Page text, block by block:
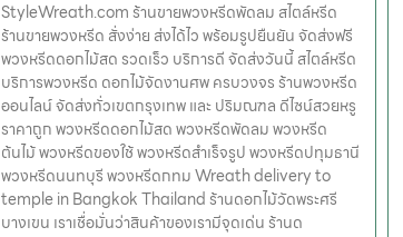
StyleWreath.com ร้านขายพวงหรีดพัดลม สไตล์หรีด
ร้านขายพวงหรีด สั่งง่าย ส่งได้ไว พร้อมรูปยืนยัน จัดส่งฟรี
พวงหรีดดอกไม้สด รวดเร็ว บริการดี จัดส่งวันนี้ สไตล์หรีด
บริการพวงหรีด ดอกไม้จัดงานศพ ครบวงจร ร้านพวงหรีด
ออนไลน์ จัดส่งทั่วเขตกรุงเทพ และ ปริมณฑล ดีไซน์สวยหรู
ราคาถูก พวงหรีดดอกไม้สด พวงหรีดพัดลม พวงหรีด
ต้นไม้ พวงหรีดของใช้ พวงหรีดสำเร็จรูป พวงหรีดปทุมธานี
พวงหรีดนนทบุรี พวงหรีดกทม Wreath delivery to
temple in Bangkok Thailand ร้านดอกไม้วัดพระศรี
บางเขน เราเชื่อมั่นว่าสินค้าของเรามีจุดเด่น ร้านด